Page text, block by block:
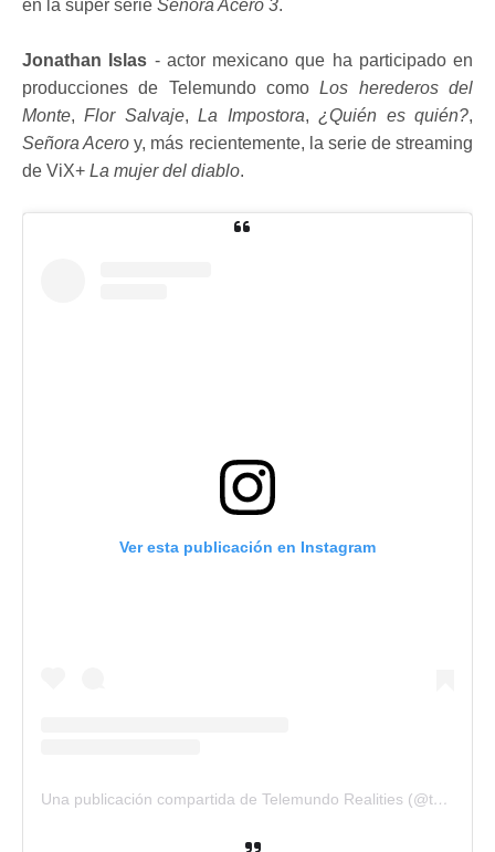
en la súper serie Señora Acero 3.
Jonathan Islas - actor mexicano que ha participado en
producciones de Telemundo comoLos herederos del
Monte,Flor Salvaje,La Impostora,¿Quién es quién?,
Señora Aceroy, más recientemente, la serie de streaming
de ViX+ La mujer del diablo.
Ver esta publicación en Instagram
Una publicación compartida de Telemundo Realities (@telemundorealities)